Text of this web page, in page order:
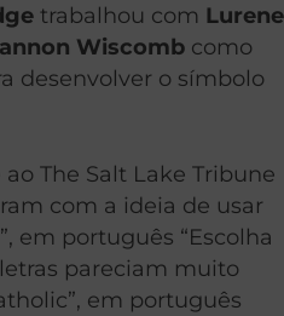
trabalhou com Lurene
Wiscomb como
desenvolver o símbolo
The Salt Lake Tribune
com a ideia de usar
em português “Escolha
pareciam muito
em português